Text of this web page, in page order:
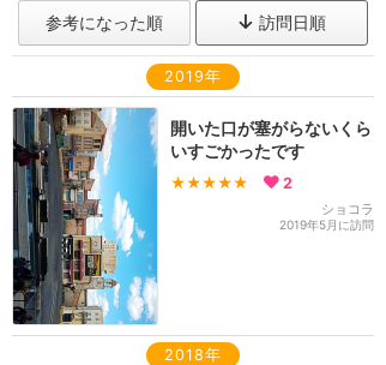
参考になった順 訪問日順
2019年
開いた口が塞がらないくら
いすごかったです
★★★★★ 2
ショコラ
2019年5月に訪問
2018年